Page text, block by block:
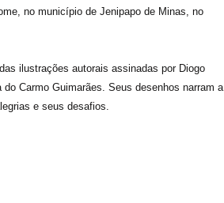
no município de Jenipapo de Minas, no
ilustrações autorais assinadas por Diogo
Carmo Guimarães. Seus desenhos narram a
e seus desafios.